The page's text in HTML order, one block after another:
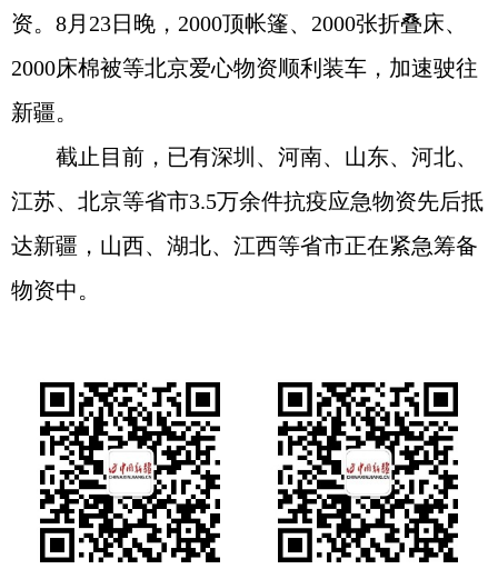
资。8月23日晚，2000顶帐篷、2000张折叠床、
2000床棉被等北京爱心物资顺利装车，加速驶往
新疆。
截止目前，已有深圳、河南、山东、河北、
江苏、北京等省市3.5万余件抗疫应急物资先后抵
达新疆，山西、湖北、江西等省市正在紧急筹备
物资中。